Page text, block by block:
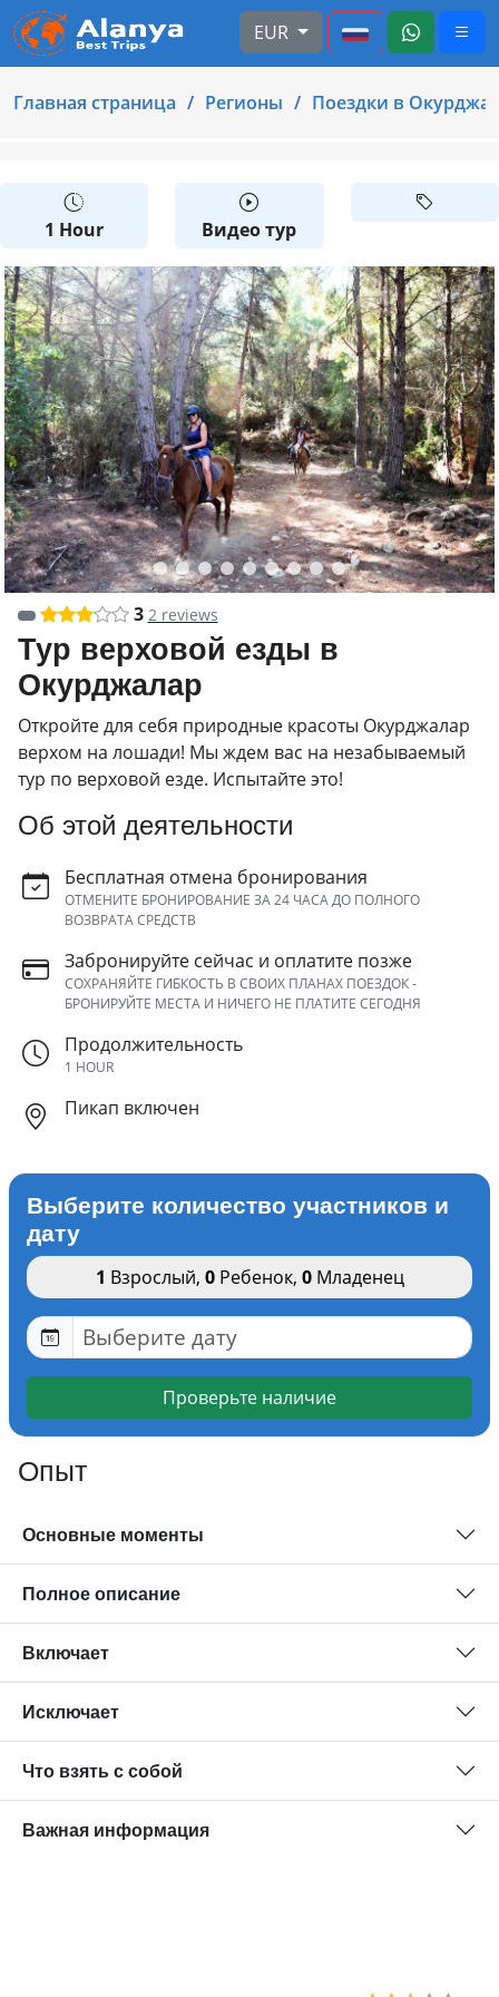
EUR
Главная страница Регионы Поездки в
1 Hour Видео тур
3 2 reviews
Тур верховой езды в
Окурджалар
Откройте для себя природные красоты Окурджалар
верхом на лошади! Мы ждем вас на незабываемый
тур по верховой езде. Испытайте это!
Об этой деятельности
Бесплатная отмена бронирования
ОТМЕНИТЕ БРОНИРОВАНИЕ ЗА 24 ЧАСА ДО ПОЛНОГО
ВОЗВРАТА СРЕДСТВ
Забронируйте сейчас и оплатите позже
СОХРАНЯЙТЕ ГИБКОСТЬ В СВОИХ ПЛАНАХ ПОЕЗДОК -
БРОНИРУЙТЕ МЕСТА И НИЧЕГО НЕ ПЛАТИТЕ СЕГОДНЯ
Продолжительность
1 HOUR
Пикап включен
Выберите количество участников и
дату
1 Взрослый, 0Ребенок, 0Младенец
Проверьте наличие
Опыт
Основные моменты
Полное описание
Включает
Исключает
Что взять с собой
Важная информация